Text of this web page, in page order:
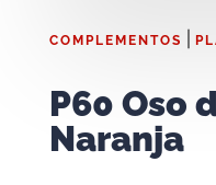
COMPLEMENTOS
P60 Oso
Naranja